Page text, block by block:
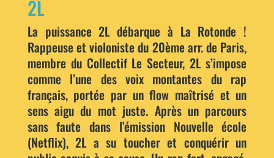
2L
La puissance 2L débarque à La Rotonde !
Rappeuse et violoniste du 20ème arr. de Paris,
membre du Collectif Le Secteur, 2L s’impose
comme l’une des voix montantes du rap
français, portée par un flow maîtrisé et un
sens aigu du mot juste. Après un parcours
sans faute dans l’émission Nouvelle école
(Netflix), 2L a su toucher et conquérir un